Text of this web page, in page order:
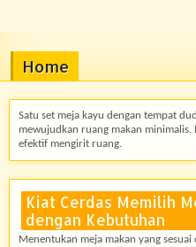
Home
Satu set meja kayu dengan tempat
mewujudkan ruang makan minimalis.
efektif mengirit ruang.
Kiat Cerdas Memilih
dengan Kebutuhan
Menentukan meja makan yang